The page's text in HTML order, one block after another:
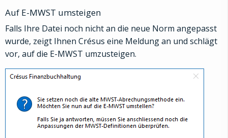
Auf E-MWST umsteigen
Falls Ihre Datei noch nicht an die neue Norm angepasst
wurde, zeigt Ihnen Crésus eine Meldung an und schlägt
vor, auf die E-MWST umzusteigen.